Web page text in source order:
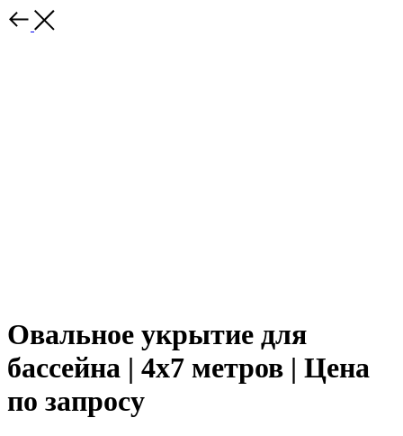
Овальное укрытие для
бассейна | 4х7 метров | Цена
по запросу